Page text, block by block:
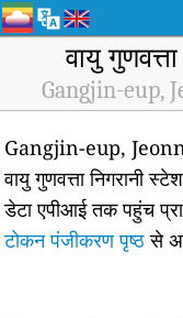
वायु
Gangjin-eup,
Gangjin-eup,
वायु गुणवत्ता निगरानी
डेटा एपीआई तक पहुंच
टोकन पंजीकरण पृष्ठसे